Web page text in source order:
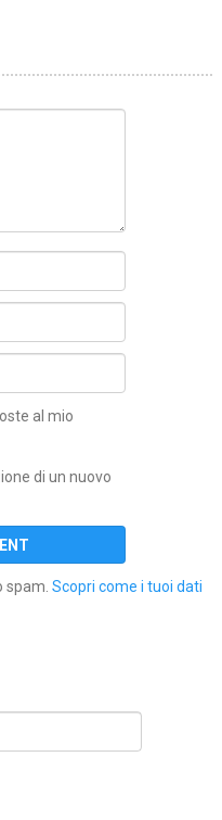
al mio
di un nuovo
Scopri come i tuoi dati